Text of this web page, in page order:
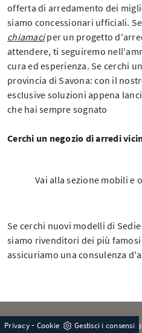
offerta di arredamento dei
siamo concessionari ufficiali.
chiamaciper un progetto
attendere, ti seguiremo
cura ed esperienza. Se cerchi
provincia di Savona: con il
esclusive soluzioni appena
che hai sempre sognato
Cerchi un negozio di arredi
Vai alla sezione mobili e
Se cerchi nuovi modelli di
siamo rivenditori dei più
assicuriamo una consulenza
Via del
Privacy- Cookie Gestisci i consensi